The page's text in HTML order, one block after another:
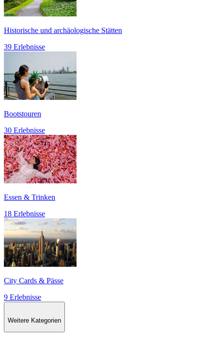
Historische und archäologische Stätten
39 Erlebnisse
Bootstouren
30 Erlebnisse
Essen & Trinken
18 Erlebnisse
City Cards & Pässe
9 Erlebnisse
Weitere Kategorien